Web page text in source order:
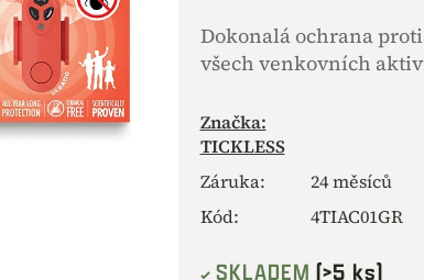
Dokonalá ochrana
všech venkovních
Značka:
TICKLESS
Záruka:
24 měsíců
Kód:
4TIAC01GR
SKLADEM (>5 ks)